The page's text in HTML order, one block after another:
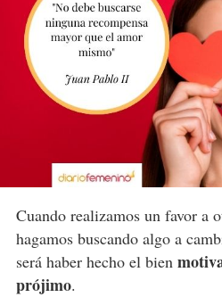
Cuando realizamos un favor a
hagamos buscando algo a
será haber hecho el bien
prójimo.